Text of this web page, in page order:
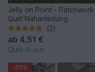
Jelly on Point - Patchwork
Quilt Nähanleitung
(2)
ab 4,51 €
Quilt-it-out
-50%